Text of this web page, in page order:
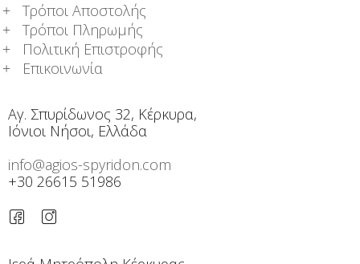
Τρόποι Αποστολής
Τρόποι Πληρωμής
Πολιτική Επιστροφής
Επικοινωνία
Αγ. Σπυρίδωνος 32, Κέρκυρα,
Ιόνιοι Νήσοι, Ελλάδα
info@agios-spyridon.com
+30 26615 51986